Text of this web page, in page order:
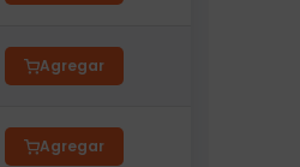
Agregar
Agregar